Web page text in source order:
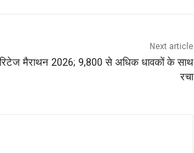
Next article
मैराथन 2026; 9,800 से अधिक धावकों के साथ
रचा